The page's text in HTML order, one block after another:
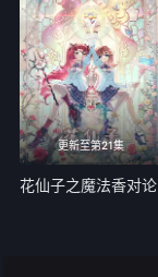
更新至第21集
花仙子之魔法香对论